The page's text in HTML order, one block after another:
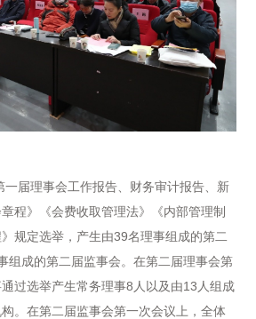
理事会工作报告、财务审计报告、新
程》《会费收取管理法》《内部管理制
规定选举，产生由39名理事组成的第二
组成的第二届监事会。在第二届理事会第
过选举产生常务理事8人以及由13人组成
。在第二届监事会第一次会议上，全体